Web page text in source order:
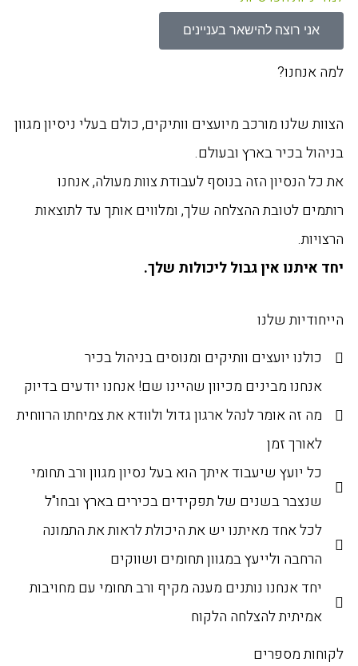
אני רוצה להישאר בעניינים
למה אנחנו?
הצוות שלנו מורכב מיועצים וותיקים, כולם בעלי ניסיון מגוון
בניהול בכיר בארץ ובעולם.
את כל הנסיון הזה בנוסף לעבודת צוות מעולה, אנחנו
רותמים לטובת ההצלחה שלך, ומלווים אותך עד לתוצאות
הרצויות.
יחד איתנו אין גבול ליכולות שלך.
הייחודיות שלנו
כולנו יועצים וותיקים ומנוסים בניהול בכיר
אנחנו מבינים מכיוון שהיינו שם! אנחנו יודעים בדיוק
מה זה אומר לנהל ארגון גדול ולוודא את צמיחתו הרווחית
לאורך זמן
כל יועץ שיעבוד איתך הוא בעל נסיון מגוון ורב תחומי
שנצבר בשנים של תפקידים בכירים בארץ ובחו"ל
לכל אחד מאיתנו יש את היכולת לראות את התמונה
הרחבה ולייעץ במגוון תחומים ושווקים
יחד אנחנו נותנים מענה מקיף ורב תחומי עם מחויבות
אמיתית להצלחה הלקוח
לקוחות מספרים